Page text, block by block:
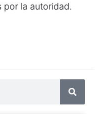
por la autoridad.